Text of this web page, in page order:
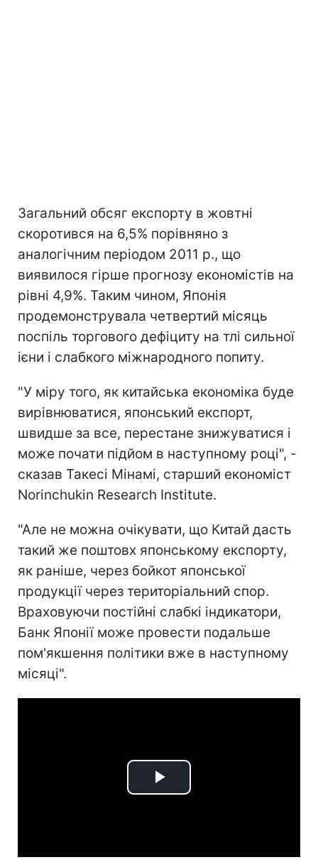
Загальний обсяг експорту в жовтні
скоротився на 6,5% порівняно з
аналогічним періодом 2011 р., що
виявилося гірше прогнозу економістів на
рівні 4,9%. Таким чином, Японія
продемонструвала четвертий місяць
поспіль торгового дефіциту на тлі сильної
ієни і слабкого міжнародного попиту.
"У міру того, як китайська економіка буде
вирівнюватися, японський експорт,
швидше за все, перестане знижуватися і
може почати підйом в наступному році", -
сказав Такесі Мінамі, старший економіст
Norinchukin Research Institute.
"Але не можна очікувати, що Китай дасть
такий же поштовх японському експорту,
як раніше, через бойкот японської
продукції через територіальний спор.
Враховуючи постійні слабкі індикатори,
Банк Японії може провести подальше
пом'якшення політики вже в наступному
місяці".
Play